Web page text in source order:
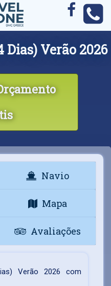
Dias) Verão 2026
Navio
Mapa
Avaliações
Verão 2026 com